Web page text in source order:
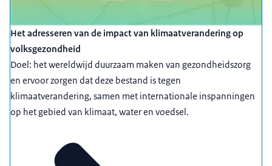
Het adresseren van de impact van klimaatverandering op
volksgezondheid
Doel: het wereldwijd duurzaam maken van gezondheidszorg
en ervoor zorgen dat deze bestand is tegen
klimaatverandering, samen met internationale inspanningen
op het gebied van klimaat, water en voedsel.